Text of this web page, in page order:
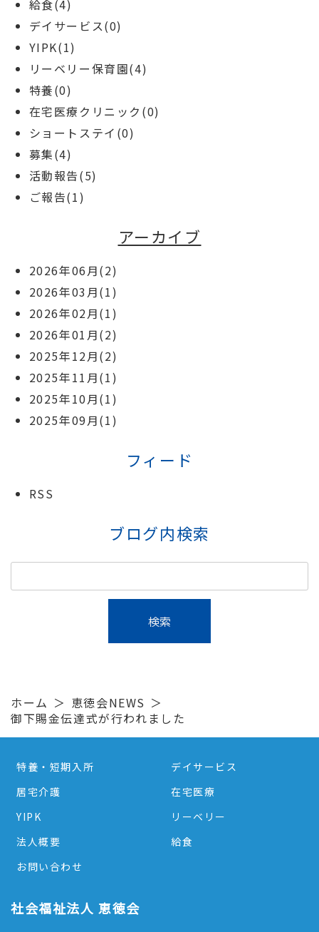
給食(4)
デイサービス(0)
YIPK(1)
リーベリー保育園(4)
特養(0)
在宅医療クリニック(0)
ショートステイ(0)
募集(4)
活動報告(5)
ご報告(1)
アーカイブ
2026年06月(2)
2026年03月(1)
2026年02月(1)
2026年01月(2)
2025年12月(2)
2025年11月(1)
2025年10月(1)
2025年09月(1)
フィード
RSS
ブログ内検索
ホーム
恵徳会NEWS
御下賜金伝達式が行われました
特養・短期入所
デイサービス
居宅介護
在宅医療
YIPK
リーベリー
法人概要
給食
お問い合わせ
社会福祉法人 恵徳会